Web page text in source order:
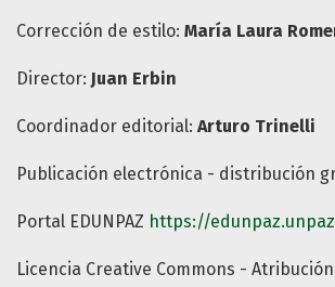
Corrección de estilo: María Laura
Director: Juan Erbin
Coordinador editorial: Arturo Trinelli
Publicación electrónica - distribución
Portal EDUNPAZ https://
Licencia Creative Commons -